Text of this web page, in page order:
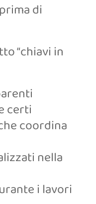
di
“chiavi in
certi
coordina
nella
i lavori